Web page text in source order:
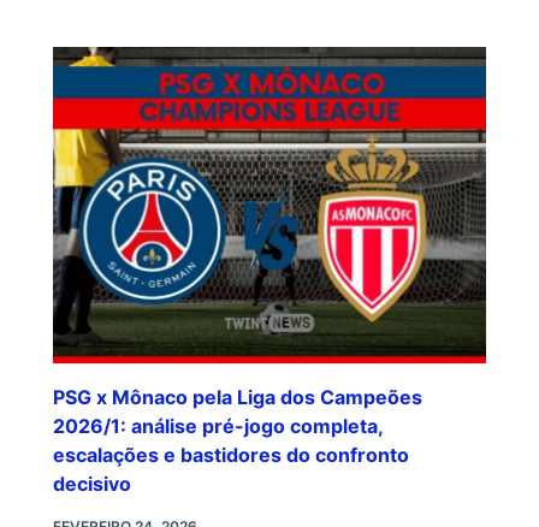
PSG x Mônaco pela Liga dos Campeões
2026/1: análise pré-jogo completa,
escalações e bastidores do confronto
decisivo